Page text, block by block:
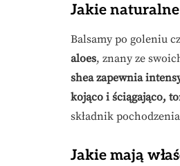
Jakie
Balsamy po goleniu
aloes, znany ze
shea zapewnia
kojąco i ściągająco,
składnik
Jakie mają